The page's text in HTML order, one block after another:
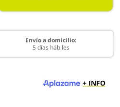
Envío a domicilio:
5 días hábiles
+ INFO